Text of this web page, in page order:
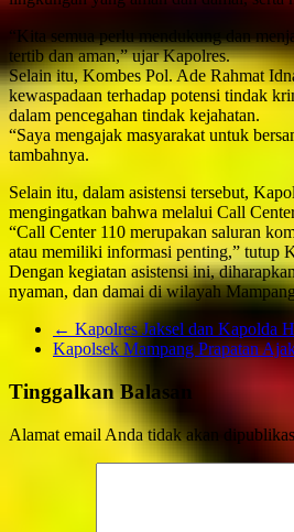
“Kita semua perlu mendukung dan
tertib dan aman,” ujar Kapolres.
Selain itu, Kombes Pol. Ade Rahmat
kewaspadaan terhadap potensi tindak
dalam pencegahan tindak kejahatan.
“Saya mengajak masyarakat untuk
tambahnya.
Selain itu, dalam asistensi tersebut,
mengingatkan bahwa melalui Call
“Call Center 110 merupakan saluran
atau memiliki informasi penting,” tutup
Dengan kegiatan asistensi ini,
nyaman, dan damai di wilayah
← Kapolres Jaksel dan Kapolda
Kapolsek Mampang Prapatan
Tinggalkan Balasan
Alamat email Anda tidak akan